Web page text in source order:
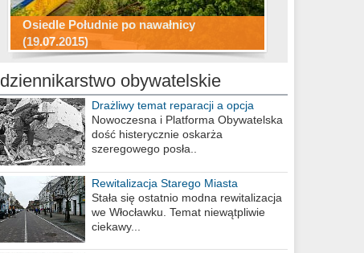
Osiedle Południe po nawałnicy
(19.07.2015)
Wizytówka Włocławka
polowanie wigilijne 2014
dziennikarstwo obywatelskie
Drażliwy temat reparacji a opcja
berlińska
Nowoczesna i Platforma Obywatelska
dość histerycznie oskarża
szeregowego posła..
Rewitalizacja Starego Miasta
Stała się ostatnio modna rewitalizacja
we Włocławku. Temat niewątpliwie
ciekawy...